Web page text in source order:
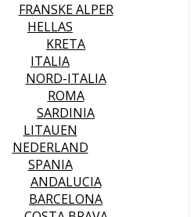
FRANSKE ALPER
HELLAS
KRETA
ITALIA
NORD-ITALIA
ROMA
SARDINIA
LITAUEN
NEDERLAND
SPANIA
ANDALUCIA
BARCELONA